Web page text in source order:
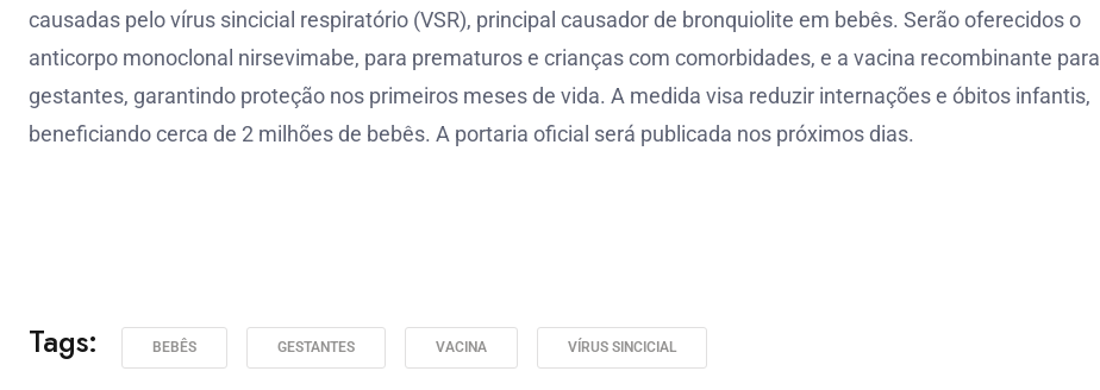
causadas pelo vírus sincicial respiratório (VSR), principal causador de bronquiolite em bebês. Serão oferecidos o
anticorpo monoclonal nirsevimabe, para prematuros e crianças com comorbidades, e a vacina recombinante para
gestantes, garantindo proteção nos primeiros meses de vida. A medida visa reduzir internações e óbitos infantis,
beneficiando cerca de 2 milhões de bebês. A portaria oficial será publicada nos próximos dias.
Tags: BEBÊS GESTANTES VACINA VÍRUS SINCICIAL